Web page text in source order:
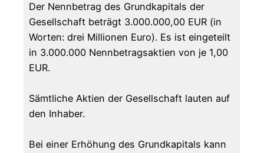
Der Nennbetrag des Grundkapitals der
Gesellschaft beträgt 3.000.000,00 EUR (in
Worten: drei Millionen Euro). Es ist eingeteilt
in 3.000.000 Nennbetragsaktien von je 1,00
EUR.
Sämtliche Aktien der Gesellschaft lauten auf
den Inhaber.
Bei einer Erhöhung des Grundkapitals kann